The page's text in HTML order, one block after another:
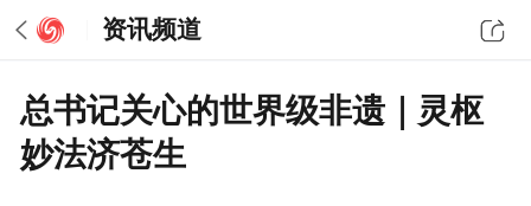
资讯频道
总书记关心的世界级非遗｜灵枢
妙法济苍生